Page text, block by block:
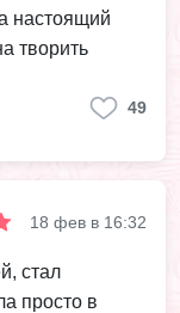
настоящий
творить
49
18 фев в 16:32
стал
просто в